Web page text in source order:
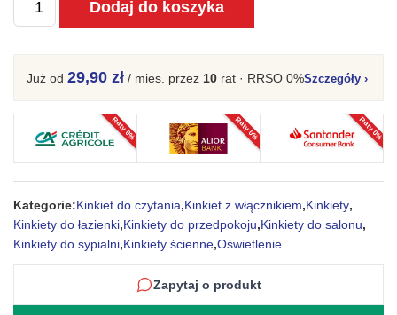
Kinkiet
czarny
Dodaj do koszyka
Już od 29,90 zł / mies. przez 10 rat · RRSO 0%Szczegóły ›
Raty 0% Raty 0% Raty 0%
Kategorie:Kinkiet do czytania,Kinkiet z włącznikiem,Kinkiety,
Kinkiety do łazienki,Kinkiety do przedpokoju,Kinkiety do salonu,
Kinkiety do sypialni,Kinkiety ścienne,Oświetlenie
Zapytaj o produkt